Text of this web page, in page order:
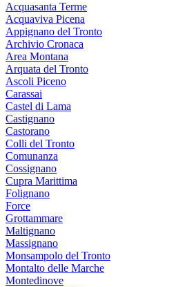
Acquasanta Terme
Acquaviva Picena
Appignano del Tronto
Archivio Cronaca
Area Montana
Arquata del Tronto
Ascoli Piceno
Carassai
Castel di Lama
Castignano
Castorano
Colli del Tronto
Comunanza
Cossignano
Cupra Marittima
Folignano
Force
Grottammare
Maltignano
Massignano
Monsampolo del Tronto
Montalto delle Marche
Montedinove